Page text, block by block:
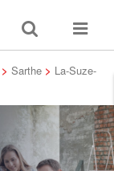
Toggle
search
Toggle
> Sarthe > La-Suze-